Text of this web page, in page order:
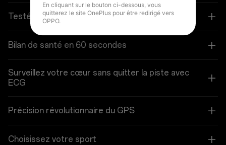
Testée pour durer
Bilan de santé en 60 secondes
Surveillez votre cœur sans quitter la piste avec
ECG
Précision révolutionnaire du GPS
Choisissez votre sport
En cliquant sur le bouton ci-dessous, vous
quitterez le site OnePlus pour être redirigé vers
OPPO.